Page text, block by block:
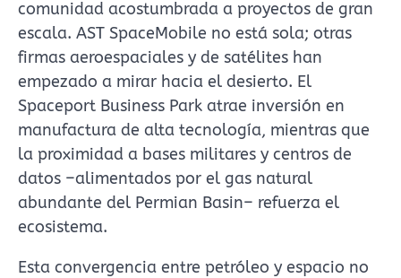
comunidad acostumbrada a proyectos de gran
escala. AST SpaceMobile no está sola; otras
firmas aeroespaciales y de satélites han
empezado a mirar hacia el desierto. El
Spaceport Business Park atrae inversión en
manufactura de alta tecnología, mientras que
la proximidad a bases militares y centros de
datos –alimentados por el gas natural
abundante del Permian Basin– refuerza el
ecosistema.
Esta convergencia entre petróleo y espacio no